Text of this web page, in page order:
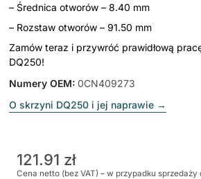
– Średnica otworów – 8.40 mm
– Rozstaw otworów – 91.50 mm
Zamów teraz i przywróć prawidłową
DQ250!
Numery OEM: 0CN409273
O skrzyni DQ250 i jej naprawie →
121.91 zł
Cena netto (bez VAT) – w przypadku